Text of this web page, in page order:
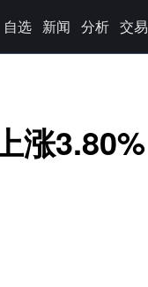
自选 新闻 分析 交
涨